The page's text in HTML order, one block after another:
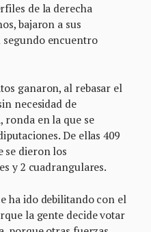
de la derecha
bajaron a sus
segundo encuentro
ganaron, al rebasar el
necesidad de
ronda en la que se
De ellas 409
se dieron los
y 2 cuadrangulares.
ha ido debilitando con el
la gente decide votar